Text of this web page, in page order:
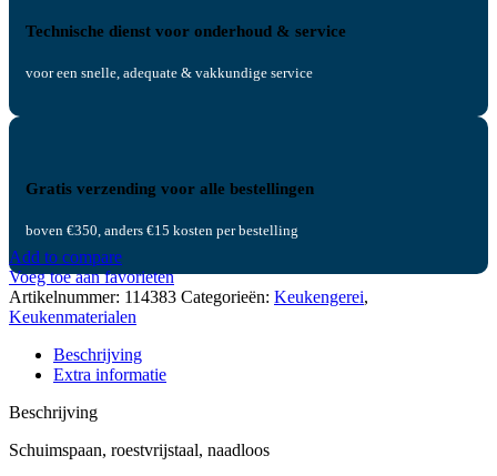
Technische dienst voor onderhoud & service
voor een snelle, adequate & vakkundige service
Gratis verzending voor alle bestellingen
boven €350, anders €15 kosten per bestelling
Add to compare
Voeg toe aan favorieten
Artikelnummer: 114383 Categorieën: Keukengerei,
Keukenmaterialen
Beschrijving
Extra informatie
Beschrijving
Schuimspaan, roestvrijstaal, naadloos